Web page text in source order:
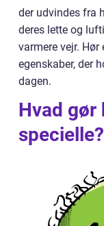
der udvindes fra
deres lette og
varmere vejr.
egenskaber, der
dagen.
Hvad gør
specielle?